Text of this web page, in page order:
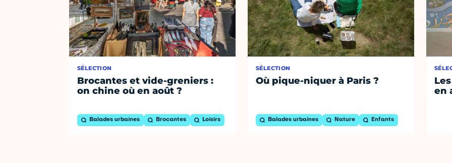
SÉLECTION
Brocantes et vide-greniers :
on chine où en août ?
Balades urbaines Brocantes Loisirs
SÉLECTION
Où pique-niquer à Paris ?
Balades urbaines Nature Enfants
en